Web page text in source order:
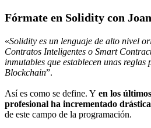
Fórmate en Solidity con
«Solidity es un lenguaje de alto nivel
Contratos Inteligentes o Smart
inmutables que establecen unas reglas
Blockchain”.
Así es como se define. Y en los
profesional ha incrementado
de este campo de la programación.